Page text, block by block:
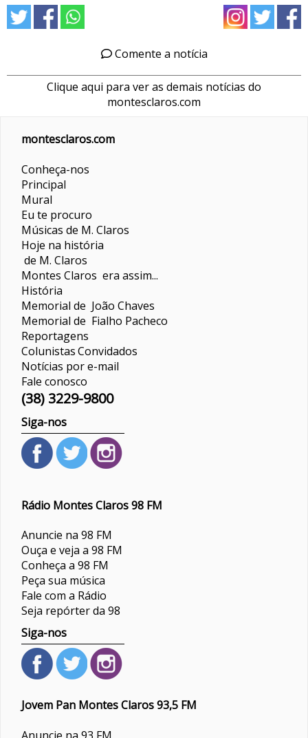
Comente a notícia
Clique aqui para ver as demais notícias do
montesclaros.com
montesclaros.com
Conheça-nos
Principal
Mural
Eu te procuro
Músicas de M. Claros
Hoje na história
de M. Claros
Montes Claros era assim...
História
Memorial de João Chaves
Memorial de Fialho Pacheco
Reportagens
ColunistasConvidados
Notícias por e-mail
Fale conosco
(38) 3229-9800
Siga-nos
Rádio Montes Claros 98 FM
Anuncie na 98 FM
Ouça e veja a 98 FM
Conheça a 98 FM
Peça sua música
Fale com a Rádio
Seja repórter da 98
Siga-nos
Jovem Pan Montes Claros 93,5 FM
Anuncie na 93 FM